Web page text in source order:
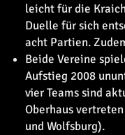
leicht für die
Duelle für sich
acht Partien.
Beide Vereine
Aufstieg 2008
vier Teams sind
Oberhaus
und Wolfsburg).